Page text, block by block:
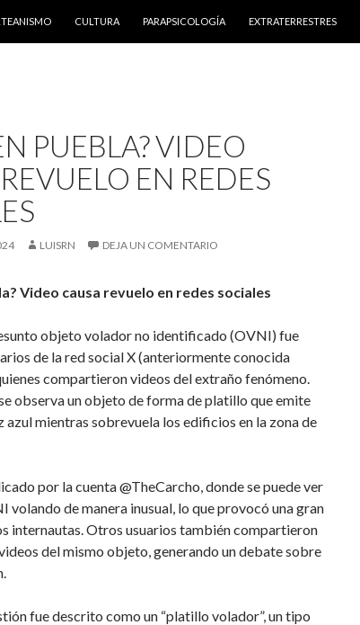
CULTURA PARAPSICOLOGÍA EXTRATERRESTRES
PUEBLA? VIDEO
EN REDES
LUISRN DEJA UN COMENTARIO
Video causa revuelo en redes sociales
objeto volador no identificado (OVNI) fue
de la red social X (anteriormente conocida
compartieron videos del extraño fenómeno.
observa un objeto de forma de platillo que emite
azul mientras sobrevuela los edificios en la zona de
por la cuenta @TheCarcho, donde se puede ver
volando de manera inusual, lo que provocó una gran
internautas. Otros usuarios también compartieron
del mismo objeto, generando un debate sobre
fue descrito como un “platillo volador”, un tipo